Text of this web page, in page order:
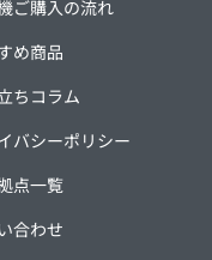
ご購入の流れ
め商品
ちコラム
バシーポリシー
点一覧
合わせ